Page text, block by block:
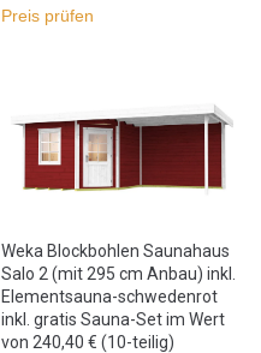
Preis prüfen
Weka Blockbohlen Saunahaus
Salo 2 (mit 295 cm Anbau) inkl.
Elementsauna-schwedenrot
inkl. gratis Sauna-Set im Wert
von 240,40 € (10-teilig)